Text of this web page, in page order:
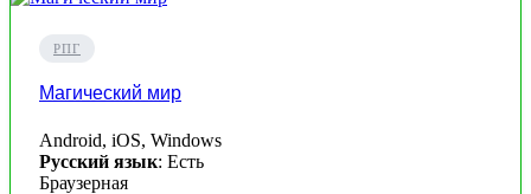
РПГ
Магический мир
Android, iOS, Windows
Русский язык: Есть
Браузерная